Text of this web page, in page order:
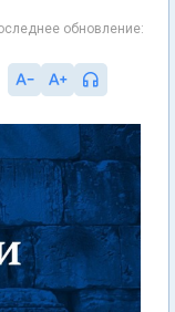
обновление: